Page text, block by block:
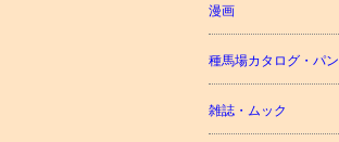
漫画
種馬場カタログ・パ
雑誌・ムック